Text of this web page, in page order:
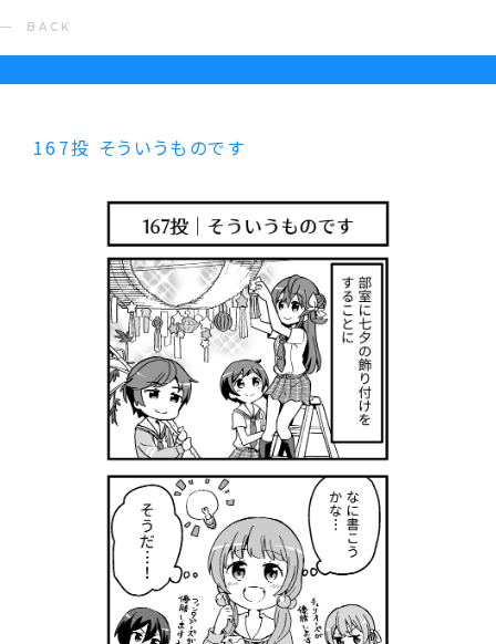
BACK
167投 そういうものです